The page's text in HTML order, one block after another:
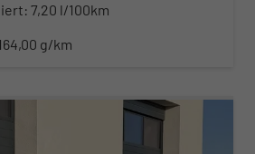
7,20 l/100km
g/km